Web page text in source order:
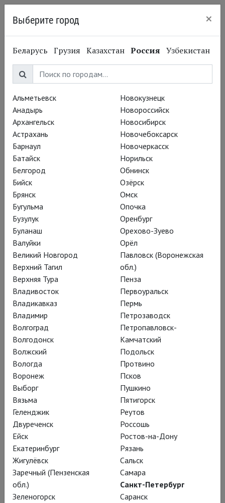
Выберите город ×
Беларусь Грузия Казахстан Россия Узбекистан
Альметьевск
Анадырь
Архангельск
Астрахань
Барнаул
Батайск
Белгород
Бийск
Брянск
Бугульма
Бузулук
Буланаш
Валуйки
Великий Новгород
Верхний Тагил
Верхняя Тура
Владивосток
Владикавказ
Владимир
Волгоград
Волгодонск
Волжский
Вологда
Воронеж
Выборг
Вязьма
Геленджик
Двуреченск
Ейск
Екатеринбург
Жигулёвск
Заречный (Пензенская
обл.)
Зеленогорск
Новокузнецк
Новороссийск
Новосибирск
Новочебоксарск
Новочеркасск
Норильск
Обнинск
Озёрск
Омск
Опочка
Оренбург
Орехово-Зуево
Орёл
Павловск (Воронежская
обл.)
Пенза
Первоуральск
Пермь
Петрозаводск
Петропавловск-
Камчатский
Подольск
Протвино
Псков
Пушкино
Пятигорск
Реутов
Россошь
Ростов-на-Дону
Рязань
Сальск
Самара
Санкт-Петербург
Саранск